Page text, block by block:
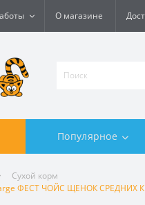
О магазине
Популярное
Сухой корм
ФЕСТ ЧОЙС ЩЕНОК СРЕДНИХ